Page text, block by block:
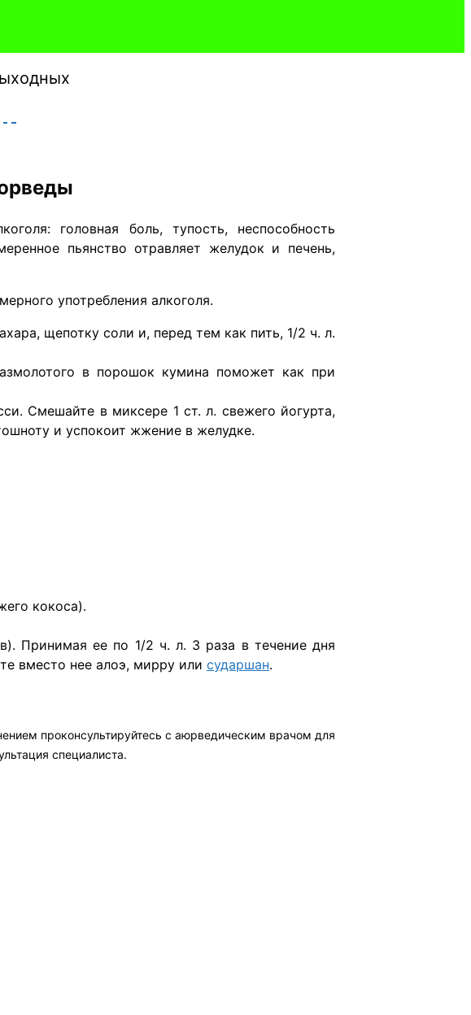
головная боль, тупость, неспособность
пьянство отравляет желудок и печень,
употребления алкоголя.
щепотку соли и, перед тем как пить, 1/2 ч. л.
в порошок кумина поможет как при
Смешайте в миксере 1 ст. л. свежего йогурта,
и успокоит жжение в желудке.
кокоса).
Принимая ее по 1/2 ч. л. 3 раза в течение дня
вместо нее алоэ, мирру или сударшан.
проконсультируйтесь с аюрведическим врачом для
специалиста.